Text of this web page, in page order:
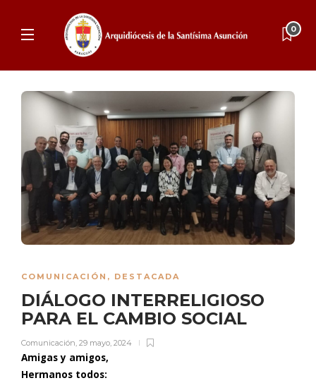
0
COMUNICACIÓN , DESTACADA
DIÁLOGO INTERRELIGIOSO
PARA EL CAMBIO SOCIAL
Comunicación, 29 mayo, 2024
Amigas y amigos,
Hermanos todos: